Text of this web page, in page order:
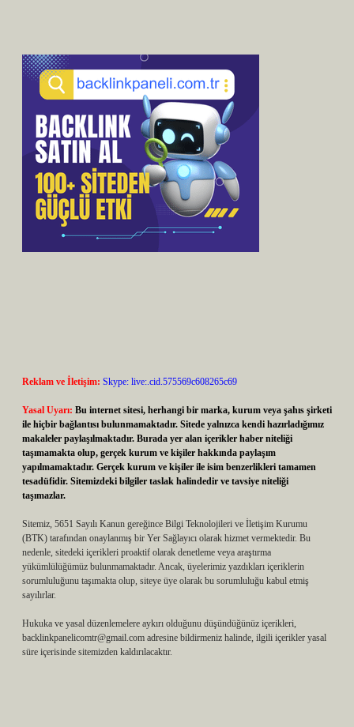
Reklam ve İletişim: Skype: live:.cid.575569c608265c69
Yasal Uyarı: Bu internet sitesi, herhangi bir marka, kurum veya şahıs şirketi
ile hiçbir bağlantısı bulunmamaktadır. Sitede yalnızca kendi hazırladığımız
makaleler paylaşılmaktadır. Burada yer alan içerikler haber niteliği
taşımamakta olup, gerçek kurum ve kişiler hakkında paylaşım
yapılmamaktadır. Gerçek kurum ve kişiler ile isim benzerlikleri tamamen
tesadüfidir. Sitemizdeki bilgiler taslak halindedir ve tavsiye niteliği
taşımazlar.
Sitemiz, 5651 Sayılı Kanun gereğince Bilgi Teknolojileri ve İletişim Kurumu
(BTK) tarafından onaylanmış bir Yer Sağlayıcı olarak hizmet vermektedir. Bu
nedenle, sitedeki içerikleri proaktif olarak denetleme veya araştırma
yükümlülüğümüz bulunmamaktadır. Ancak, üyelerimiz yazdıkları içeriklerin
sorumluluğunu taşımakta olup, siteye üye olarak bu sorumluluğu kabul etmiş
sayılırlar.
Hukuka ve yasal düzenlemelere aykırı olduğunu düşündüğünüz içerikleri,
backlinkpanelicomtr@gmail.com adresine bildirmeniz halinde, ilgili içerikler yasal
süre içerisinde sitemizden kaldırılacaktır.